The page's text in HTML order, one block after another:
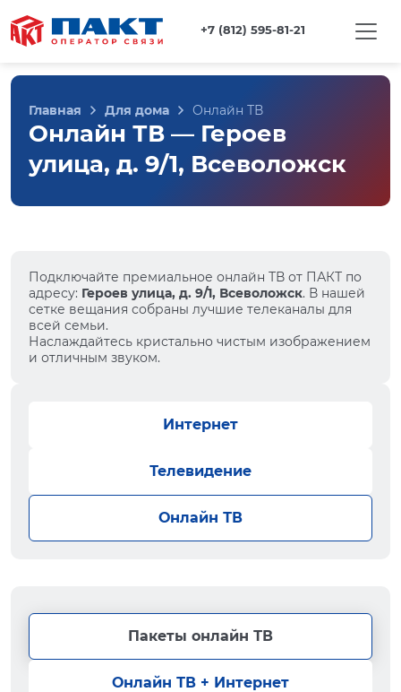
+7 (812) 595-81-21
Главная Для дома Онлайн ТВ
Онлайн ТВ — Героев
улица, д. 9/1, Всеволожск
Подключайте премиальное онлайн ТВ от ПАКТ по
адресу: Героев улица, д. 9/1, Всеволожск. В нашей
сетке вещания собраны лучшие телеканалы для
всей семьи.
Наслаждайтесь кристально чистым изображением
и отличным звуком.
Интернет
Телевидение
Онлайн ТВ
Пакеты онлайн ТВ
Онлайн ТВ + Интернет